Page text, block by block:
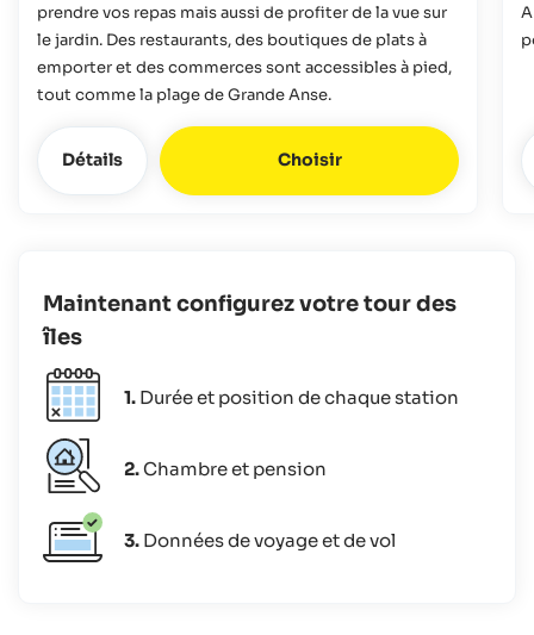
prendre vos repas mais aussi de profiter de la vue sur
le jardin. Des restaurants, des boutiques de plats à
emporter et des commerces sont accessibles à pied,
tout comme la plage de Grande Anse.
Détails Choisir
Maintenant configurez votre tour des
îles
1.Durée et position de chaque station
2.Chambre et pension
3.Données de voyage et de vol